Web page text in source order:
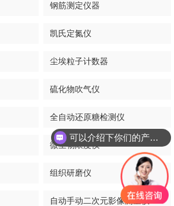
钢筋测定仪器
凯氏定氮仪
尘埃粒子计数器
硫化物吹气仪
全自动还原糖检测仪
微生物限度仪
组织研磨仪
自动手动二次元影像测量仪
可以介绍下你们的产品么